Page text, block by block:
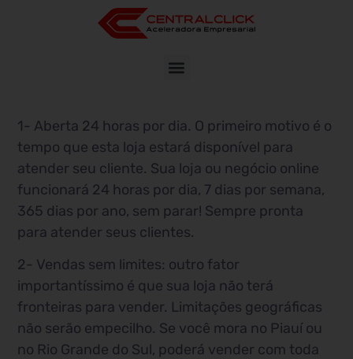
1- Aberta 24 horas por dia. O primeiro motivo é o
tempo que esta loja estará disponível para
atender seu cliente. Sua loja ou negócio online
funcionará 24 horas por dia, 7 dias por semana,
365 dias por ano, sem parar! Sempre pronta
para atender seus clientes.
2- Vendas sem limites: outro fator
importantíssimo é que sua loja não terá
fronteiras para vender. Limitações geográficas
não serão empecilho. Se você mora no Piauí ou
no Rio Grande do Sul, poderá vender com toda